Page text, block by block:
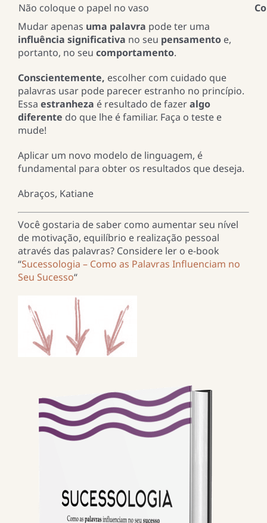
Não coloque o papel no vaso
Mudar apenas uma palavra pode ter uma
influência significativa no seu pensamentoe,
portanto, no seu comportamento.
Conscientemente, escolher com cuidado que
palavras usar pode parecer estranho no princípio.
Essa estranheza é resultado de fazeralgo
diferente do que lhe é familiar. Faça o teste e
mude!
Aplicar um novo modelo de linguagem, é
fundamental para obter os resultados que deseja.
Abraços, Katiane
Você gostaria de saber como aumentar seu nível
de motivação, equilíbrio e realização pessoal
através das palavras? Considere ler o e-book
“Sucessologia – Como as Palavras Influenciam no
Seu Sucesso“